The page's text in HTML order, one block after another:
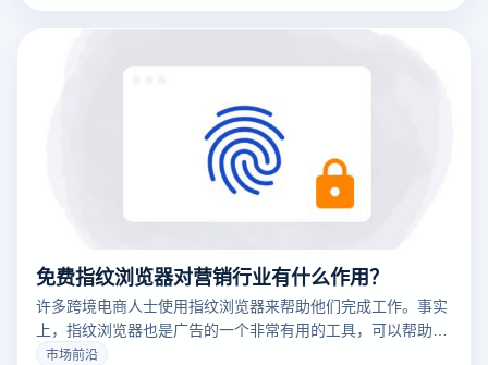
免费指纹浏览器对营销行业有什么作用？
许多跨境电商人士使用指纹浏览器来帮助他们完成工作。事实
上，指纹浏览器也是广告的一个非常有用的工具，可以帮助广
告营销人员解决许多问题。
市场前沿